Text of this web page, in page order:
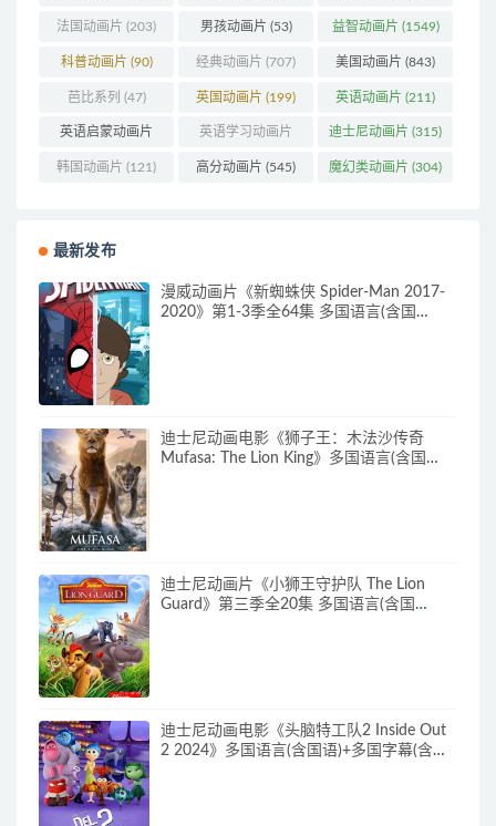
法国动画片 (203) 男孩动画片 (53) 益智动画片 (1549)
科普动画片 (90) 经典动画片 (707) 美国动画片 (843)
芭比系列 (47) 英国动画片 (199) 英语动画片 (211)
英语启蒙动画片
(160)
英语学习动画片
(85)
迪士尼动画片 (315)
韩国动画片 (121) 高分动画片 (545) 魔幻类动画片 (304)
最新发布
漫威动画片《新蜘蛛侠 Spider-Man 2017-
2020》第1-3季全64集 多国语言(含国
迪士尼动画电影《狮子王：木法沙传奇
Mufasa: The Lion King》多国语言(含国
迪士尼动画片《小狮王守护队 The Lion
Guard》第三季全20集 多国语言(含国
迪士尼动画电影《头脑特工队2 Inside Out
2 2024》多国语言(含国语)+多国字幕(含中